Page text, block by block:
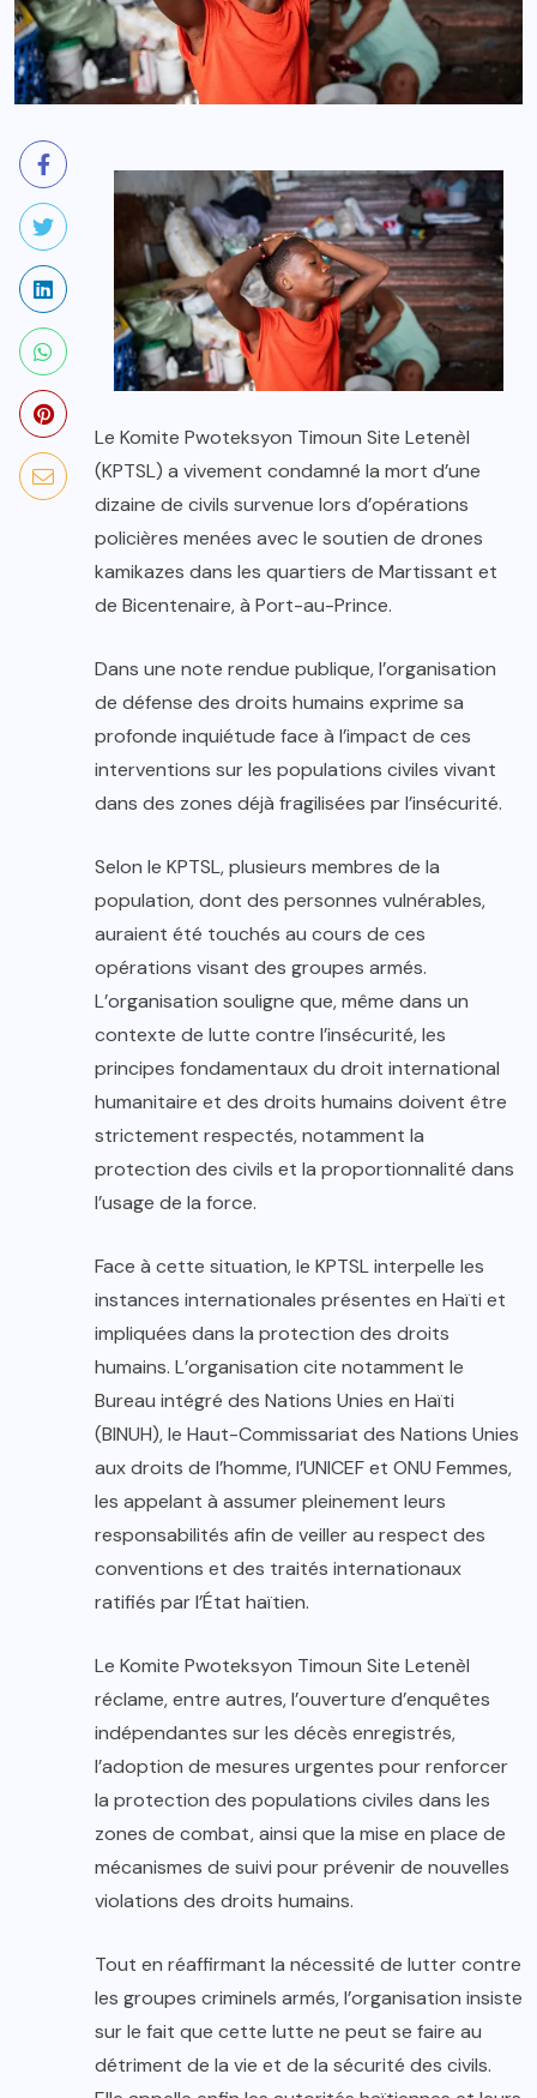
Le Komite Pwoteksyon Timoun Site Letenèl
(KPTSL) a vivement condamné la mort d’une
dizaine de civils survenue lors d’opérations
policières menées avec le soutien de drones
kamikazes dans les quartiers de Martissant et
de Bicentenaire, à Port-au-Prince.
Dans une note rendue publique, l’organisation
de défense des droits humains exprime sa
profonde inquiétude face à l’impact de ces
interventions sur les populations civiles vivant
dans des zones déjà fragilisées par l’insécurité.
Selon le KPTSL, plusieurs membres de la
population, dont des personnes vulnérables,
auraient été touchés au cours de ces
opérations visant des groupes armés.
L’organisation souligne que, même dans un
contexte de lutte contre l’insécurité, les
principes fondamentaux du droit international
humanitaire et des droits humains doivent être
strictement respectés, notamment la
protection des civils et la proportionnalité dans
l’usage de la force.
Face à cette situation, le KPTSL interpelle les
instances internationales présentes en Haïti et
impliquées dans la protection des droits
humains. L’organisation cite notamment le
Bureau intégré des Nations Unies en Haïti
(BINUH), le Haut-Commissariat des Nations Unies
aux droits de l’homme, l’UNICEF et ONU Femmes,
les appelant à assumer pleinement leurs
responsabilités afin de veiller au respect des
conventions et des traités internationaux
ratifiés par l’État haïtien.
Le Komite Pwoteksyon Timoun Site Letenèl
réclame, entre autres, l’ouverture d’enquêtes
indépendantes sur les décès enregistrés,
l’adoption de mesures urgentes pour renforcer
la protection des populations civiles dans les
zones de combat, ainsi que la mise en place de
mécanismes de suivi pour prévenir de nouvelles
violations des droits humains.
Tout en réaffirmant la nécessité de lutter contre
les groupes criminels armés, l’organisation insiste
sur le fait que cette lutte ne peut se faire au
détriment de la vie et de la sécurité des civils.